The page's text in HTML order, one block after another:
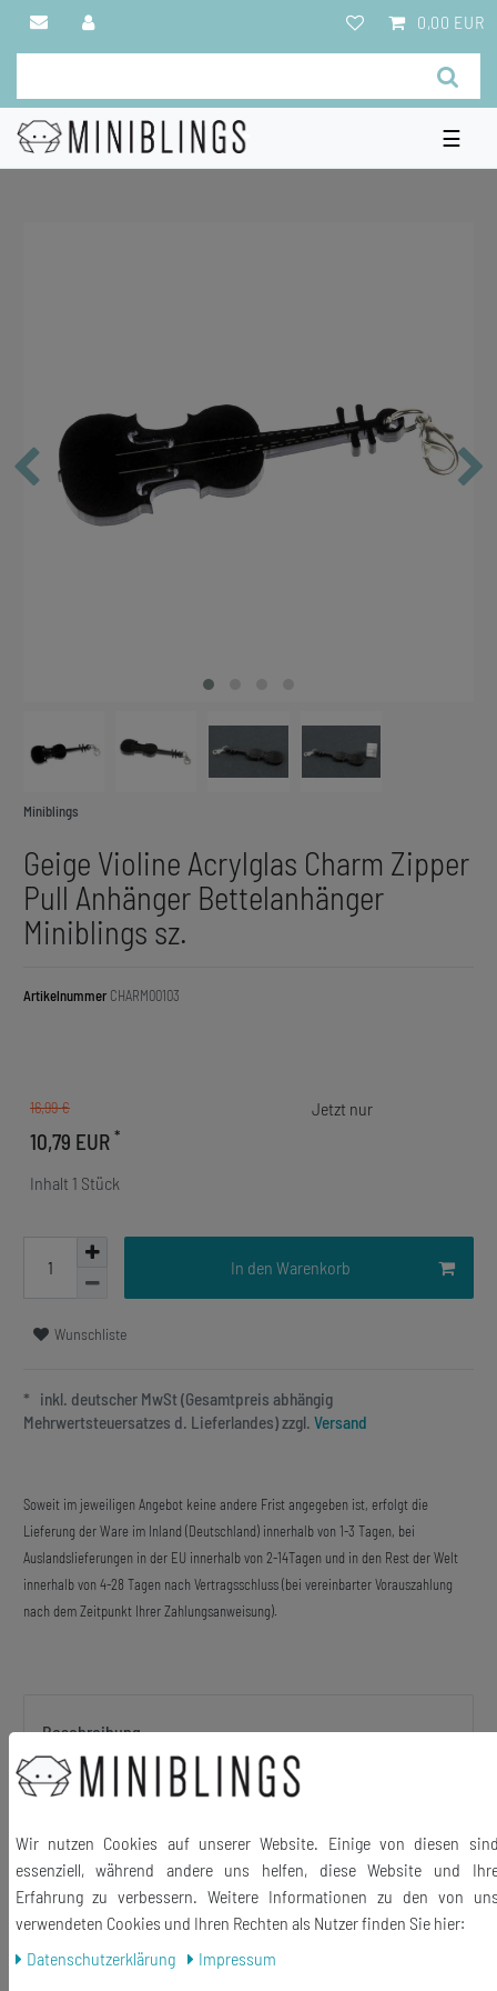
0,00 EUR
☰
Miniblings
Geige Violine Acrylglas Charm Zipper
Pull Anhänger Bettelanhänger
Miniblings sz.
Artikelnummer CHARM00103
16,99 €
10,79 EUR *
Inhalt 1 Stück
In den Warenkorb
Wunschliste
* inkl. deutscher MwSt (Gesamtpreis abhängig
Mehrwertsteuersatzes d. Lieferlandes) zzgl. Versand
Soweit im jeweiligen Angebot keine andere Frist angegeben ist, erfolgt die
Lieferung der Ware im Inland (Deutschland) innerhalb von 1-3 Tagen, bei
Auslandslieferungen in der EU innerhalb von 2-14Tagen und in den Rest der Welt
innerhalb von 4-28 Tagen nach Vertragsschluss (bei vereinbarter Vorauszahlung
nach dem Zeitpunkt Ihrer Zahlungsanweisung).
Beschreibung
Reißverschluss und Bettelarmband
Material Anhänger: Acrylglas
Wir nutzen Cookies auf unserer Website. Einige von diesen
essenziell, während andere uns helfen, diese Website und
Erfahrung zu verbessern. Weitere Informationen zu den von
verwendeten Cookies und Ihren Rechten als Nutzer finden Sie hier:
Daten­schutz­erklärung
Impressum